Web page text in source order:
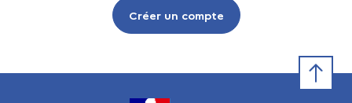
Créer un compte